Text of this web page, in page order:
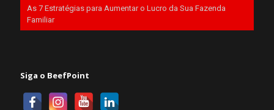
As 7 Estratégias para Aumentar o Lucro da Sua Fazenda
Familiar
Siga o BeefPoint